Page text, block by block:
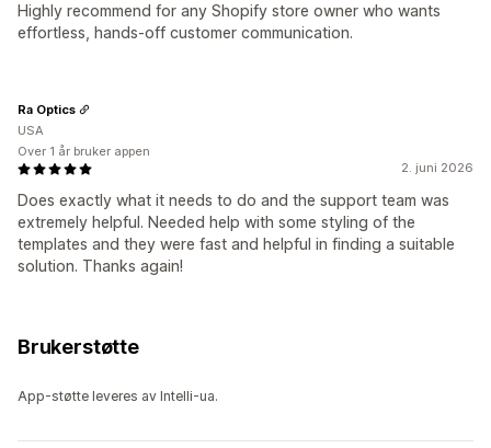
Highly recommend for any Shopify store owner who wants
effortless, hands‑off customer communication.
2. juni 2026
Does exactly what it needs to do and the support team was
extremely helpful. Needed help with some styling of the
templates and they were fast and helpful in finding a suitable
solution. Thanks again!
Ra Optics
USA
Over 1 år bruker appen
Brukerstøtte
App-støtte leveres av Intelli-ua.